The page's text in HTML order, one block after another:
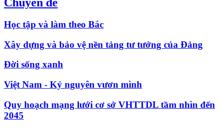
Học tập và làm theo Bác
Xây dựng và bảo vệ nền tảng tư tưởng của Đảng
Đời sống xanh
Việt Nam - Kỷ nguyên vươn mình
Quy hoạch mạng lưới cơ sở VHTTDL tầm nhìn đến
2045